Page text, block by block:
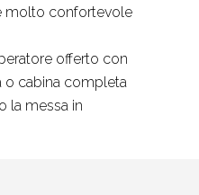
molto confortevole
offerto con
o cabina completa
la messa in